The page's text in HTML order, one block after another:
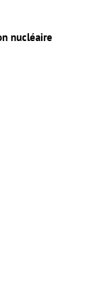
nucléaire